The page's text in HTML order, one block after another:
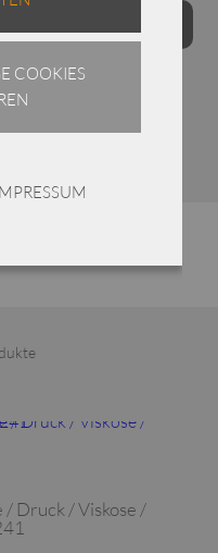
können auf der Produktseite gewählt werden
Druck / Viskose /
COOKIES